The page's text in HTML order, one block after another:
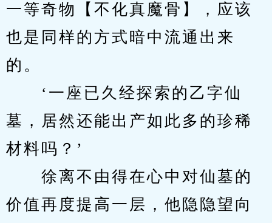
一等奇物【不化真魔骨】，应该
也是同样的方式暗中流通出来
的。
‘一座已久经探索的乙字仙
墓，居然还能出产如此多的珍稀
材料吗？’
徐离不由得在心中对仙墓的
价值再度提高一层，他隐隐望向